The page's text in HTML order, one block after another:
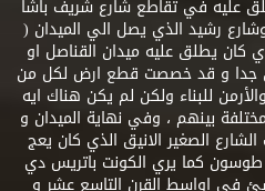
عليه في تقاطع شارع شريف باشا
رشيد الذي يصل الي الميدان (
كان يطلق عليه ميدان القناصل او
جدا و قد خصصت قطع ارض لكل من
والأرمن للبناء ولكن لم يكن هناك ايه
بينهم ، وفي نهاية الميدان و
الصغير الانيق الذي كان يعج
طوسون كما يري الكونت باتريس دي